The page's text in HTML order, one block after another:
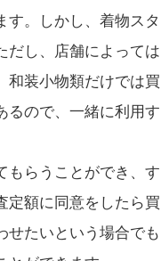
す。しかし、着物スタ
だし、店舗によっては
和装小物類だけでは買
るので、一緒に利用す
もらうことができ、す
定額に同意をしたら買
せたいという場合でも